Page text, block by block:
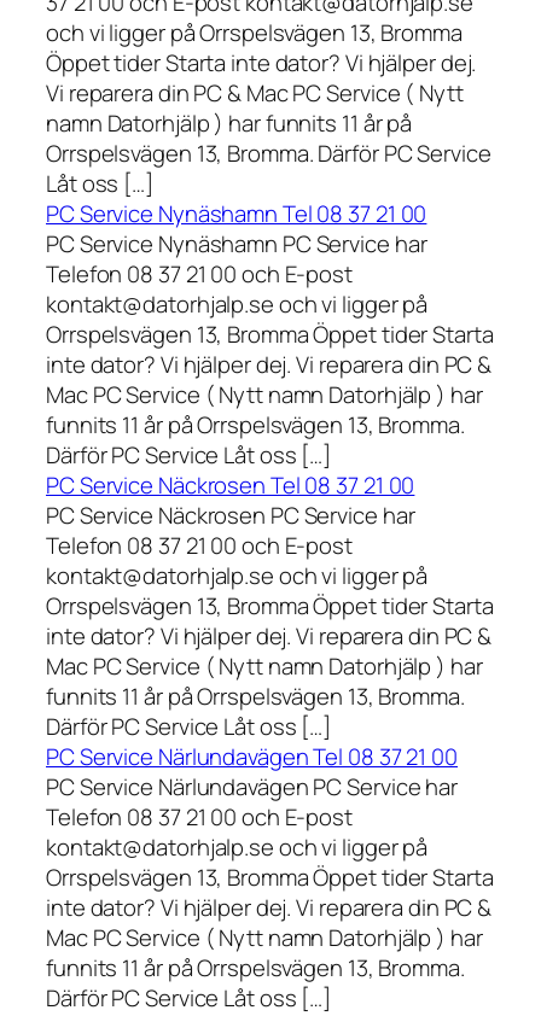
och vi ligger på Orrspelsvägen 13, Bromma
Öppet tider Starta inte dator? Vi hjälper dej.
Vi reparera din PC & Mac PC Service ( Nytt
namn Datorhjälp ) har funnits 11 år på
Orrspelsvägen 13, Bromma. Därför PC Service
Låt oss […]
PC Service Nynäshamn Tel 08 37 21 00
PC Service Nynäshamn PC Service har
Telefon 08 37 21 00 och E-post
kontakt@datorhjalp.se och vi ligger på
Orrspelsvägen 13, Bromma Öppet tider Starta
inte dator? Vi hjälper dej. Vi reparera din PC &
Mac PC Service ( Nytt namn Datorhjälp ) har
funnits 11 år på Orrspelsvägen 13, Bromma.
Därför PC Service Låt oss […]
PC Service Näckrosen Tel 08 37 21 00
PC Service Näckrosen PC Service har
Telefon 08 37 21 00 och E-post
kontakt@datorhjalp.se och vi ligger på
Orrspelsvägen 13, Bromma Öppet tider Starta
inte dator? Vi hjälper dej. Vi reparera din PC &
Mac PC Service ( Nytt namn Datorhjälp ) har
funnits 11 år på Orrspelsvägen 13, Bromma.
Därför PC Service Låt oss […]
PC Service Närlundavägen Tel 08 37 21 00
PC Service Närlundavägen PC Service har
Telefon 08 37 21 00 och E-post
kontakt@datorhjalp.se och vi ligger på
Orrspelsvägen 13, Bromma Öppet tider Starta
inte dator? Vi hjälper dej. Vi reparera din PC &
Mac PC Service ( Nytt namn Datorhjälp ) har
funnits 11 år på Orrspelsvägen 13, Bromma.
Därför PC Service Låt oss […]